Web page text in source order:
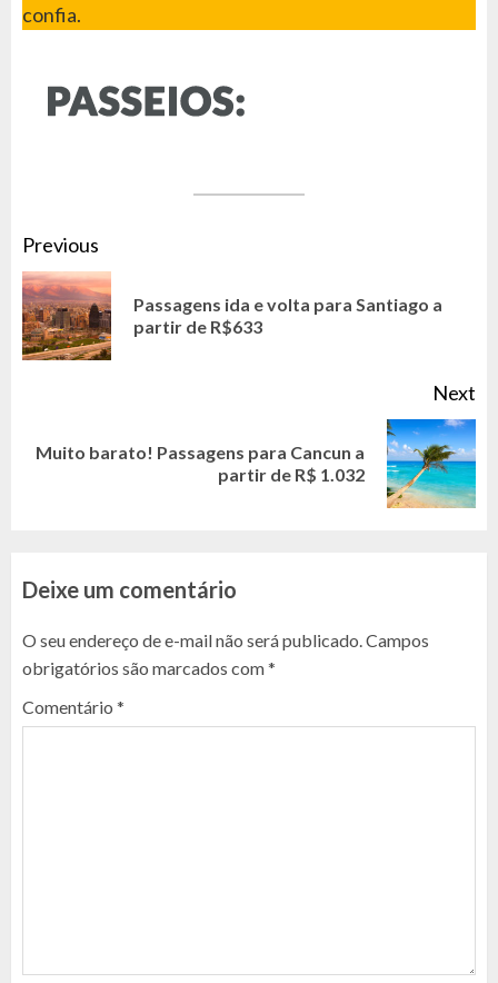
confia.
CONTINUE
READING
Previous
Passagens ida e volta para Santiago a
partir de R$633
Next
Next
Muito barato! Passagens para Cancun a
partir de R$ 1.032
Deixe um comentário
O seu endereço de e-mail não será publicado.Campos
obrigatórios são marcados com*
Comentário *